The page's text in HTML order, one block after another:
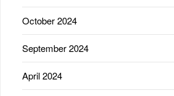
October 2024
September 2024
April 2024